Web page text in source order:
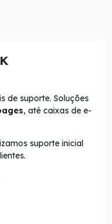
de suporte. Soluções
, até caixas de e-
suporte inicial